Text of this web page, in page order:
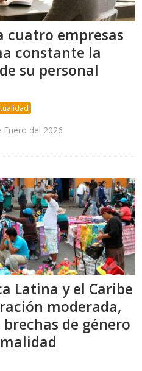
cuatro empresas
constante la
su personal
del 2026
Latina y el Caribe
moderada,
de género